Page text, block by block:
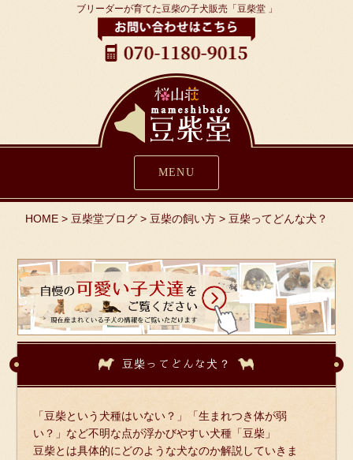
ブリーダーが育てた豆柴の子犬販売「豆柴堂 」
MENU
HOME > 豆柴堂ブログ > 豆柴の飼い方 > 豆柴ってどんな犬？
豆柴ってどんな犬？
「豆柴という犬種はいない？」「生まれつき体が弱
い？」など不明な点が浮かびやすい犬種「豆柴」
豆柴とは具体的にどのような犬なのか解説していきま